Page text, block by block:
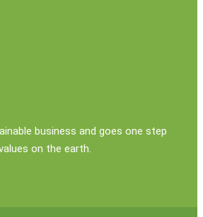
business and goes one step
on the earth.